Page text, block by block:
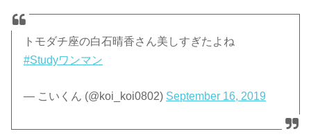
トモダチ座の白石晴香さん美しすぎたよね
#Studyワンマン
— こいくん (@koi_koi0802) September 16, 2019